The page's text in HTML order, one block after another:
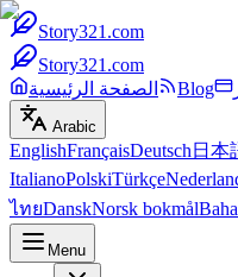
Story321.com
Story321.com
الصفحة الرئيسية
Blog
Arabic
EnglishFrançaisDeutsch 日本
ItalianoPolskiTürkçe
ไทยDanskNorsk bokmål
Menu